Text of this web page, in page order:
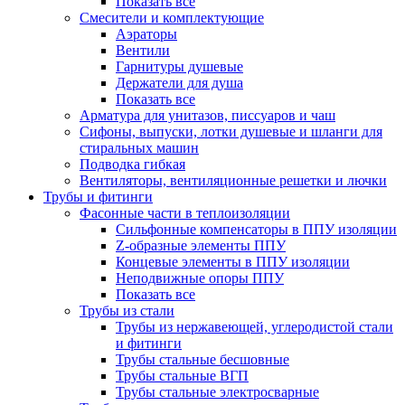
Смесители и комплектующие
Аэраторы
Вентили
Гарнитуры душевые
Держатели для душа
Показать все
Арматура для унитазов, писсуаров и чаш
Сифоны, выпуски, лотки душевые и шланги для
стиральных машин
Подводка гибкая
Вентиляторы, вентиляционные решетки и лючки
Трубы и фитинги
Фасонные части в теплоизоляции
Cильфонные компенсаторы в ППУ изоляции
Z-образные элементы ППУ
Концевые элементы в ППУ изоляции
Неподвижные опоры ППУ
Показать все
Трубы из стали
Трубы из нержавеющей, углеродистой стали
и фитинги
Трубы стальные бесшовные
Трубы стальные ВГП
Трубы стальные электросварные